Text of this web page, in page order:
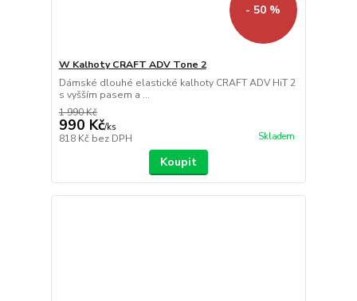
- 50 %
W Kalhoty CRAFT ADV Tone 2
Dámské dlouhé elastické kalhoty CRAFT ADV HiT 2
s vyšším pasem a ...
1 990 Kč
990 Kč/ks
818 Kč bez DPH Skladem
Koupit